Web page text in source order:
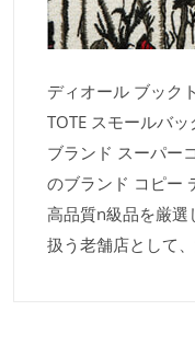
ディオール ブック
TOTE スモールバ
ブランド スーパー
のブランド コピー
高品質n級品を厳選
扱う老舗店として